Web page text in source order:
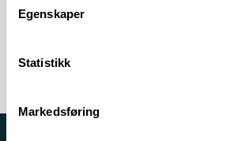
Egenskaper
Statistikk
Markedsføring
Marin Biologi